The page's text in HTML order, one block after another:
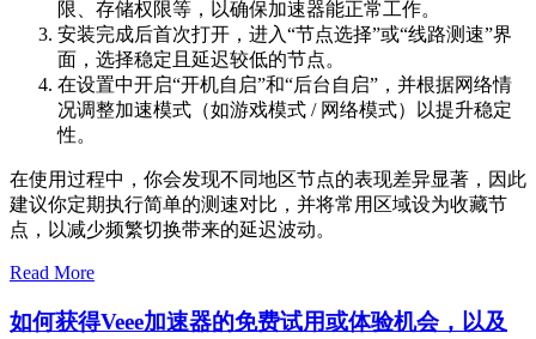
限、存储权限等，以确保加速器能正常工作。
安装完成后首次打开，进入“节点选择”或“线路测速”界
面，选择稳定且延迟较低的节点。
在设置中开启“开机自启”和“后台自启”，并根据网络情
况调整加速模式（如游戏模式 / 网络模式）以提升稳定
性。
在使用过程中，你会发现不同地区节点的表现差异显著，因此
建议你定期执行简单的测速对比，并将常用区域设为收藏节
点，以减少频繁切换带来的延迟波动。
Read More
如何获得Veee加速器的免费试用或体验机会，以及